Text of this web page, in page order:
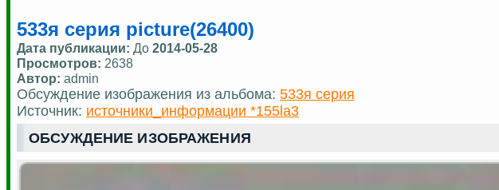
533я серия picture(26400)
Дата публикации: До 2014-05-28
Просмотров: 2638
Автор: admin
Обсуждение изображения из альбома: 533я серия
Источник: источники_информации *155la3
ОБСУЖДЕНИЕ ИЗОБРАЖЕНИЯ